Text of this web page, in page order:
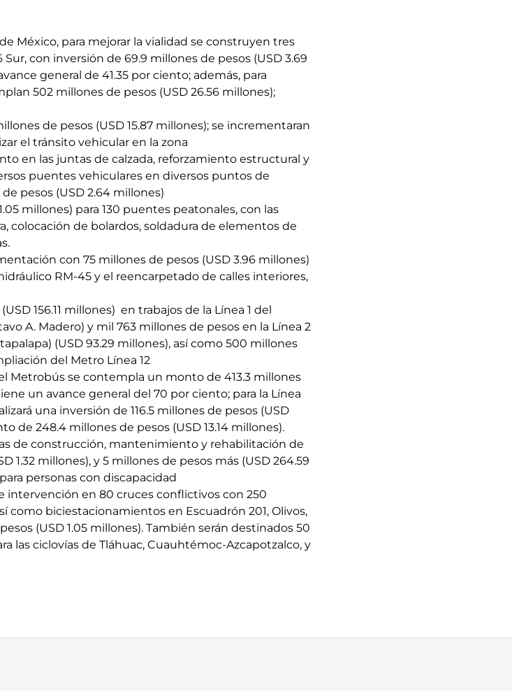
México, para mejorar la vialidad se construyen tres
con inversión de 69.9 millones de pesos (USD 3.69
general de 41.35 por ciento; además, para
502 millones de pesos (USD 26.56 millones);
de pesos (USD 15.87 millones); se incrementaran
el tránsito vehicular en la zona
en las juntas de calzada, reforzamiento estructural y
puentes vehiculares en diversos puntos de
pesos (USD 2.64 millones)
millones) para 130 puentes peatonales, con las
colocación de bolardos, soldadura de elementos de
con 75 millones de pesos (USD 3.96 millones)
RM-45 y el reencarpetado de calles interiores,
156.11 millones) en trabajos de la Línea 1 del
A. Madero) y mil 763 millones de pesos en la Línea 2
(USD 93.29 millones), así como 500 millones
del Metro Línea 12
Metrobús se contempla un monto de 413.3 millones
un avance general del 70 por ciento; para la Línea
una inversión de 116.5 millones de pesos (USD
de 248.4 millones de pesos (USD 13.14 millones).
de construcción, mantenimiento y rehabilitación de
1.32 millones), y 5 millones de pesos más (USD 264.59
personas con discapacidad
intervención en 80 cruces conflictivos con 250
como biciestacionamientos en Escuadrón 201, Olivos,
(USD 1.05 millones). También serán destinados 50
las ciclovías de Tláhuac, Cuauhtémoc-Azcapotzalco, y